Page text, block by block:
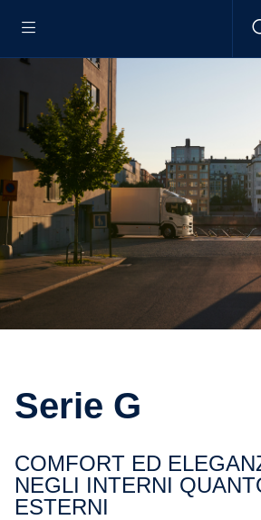
Serie G
COMFORT ED ELEGANZA, TANTO
NEGLI INTERNI
ESTERNI